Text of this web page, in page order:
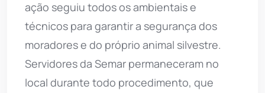
ação seguiu todos os ambientais e
técnicos para garantir a segurança dos
moradores e do próprio animal silvestre.
Servidores da Semar permaneceram no
local durante todo procedimento, que